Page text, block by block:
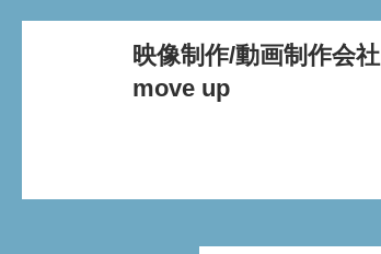
映像制作/動画制作会社
move up